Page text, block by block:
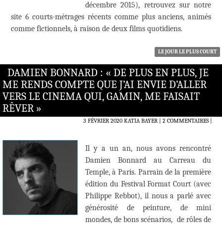
décembre 2015), retrouvez sur notre
site 6 courts-métrages récents comme plus anciens, animés
comme fictionnels, à raison de deux films quotidiens.
LE JOUR LE PLUS COURT
DAMIEN BONNARD : « DE PLUS EN PLUS, JE
ME RENDS COMPTE QUE J’AI ENVIE D’ALLER
VERS LE CINEMA QUI, GAMIN, ME FAISAIT
RÊVER »
3 FÉVRIER 2020 KATIA BAYER 2 COMMENTAIRES|
Il y a un an, nous avons rencontré
Damien Bonnard au Carreau du
Temple, à Paris. Parrain de la première
édition du Festival Format Court (avec
Philippe Rebbot), il nous a parlé avec
générosité de peinture, de mini
mondes, de bons scénarios, de rôles de